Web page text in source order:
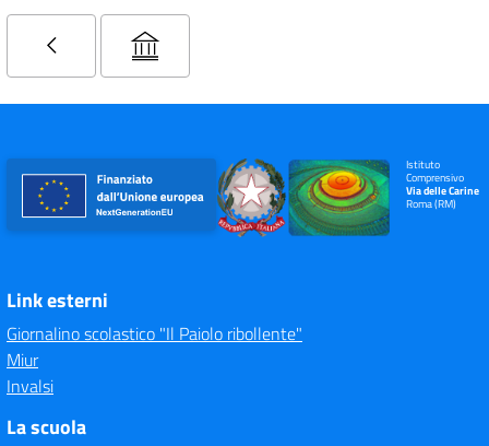
Istituto
Comprensivo
Via delle Carine
Roma (RM)
Link esterni
Giornalino scolastico "Il Paiolo ribollente"
Miur
Invalsi
La scuola